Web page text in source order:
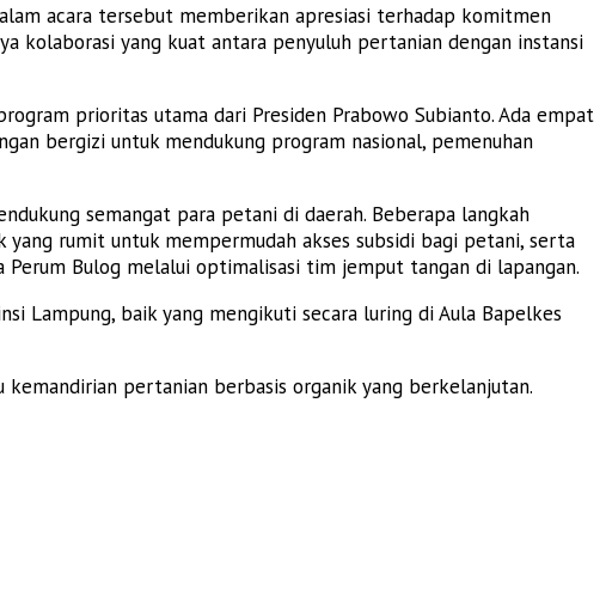
acara tersebut memberikan apresiasi terhadap komitmen
kolaborasi yang kuat antara penyuluh pertanian dengan instansi
prioritas utama dari Presiden Prabowo Subianto. Ada empat
bergizi untuk mendukung program nasional, pemenuhan
semangat para petani di daerah. Beberapa langkah
rumit untuk mempermudah akses subsidi bagi petani, serta
Perum Bulog melalui optimalisasi tim jemput tangan di lapangan.
Lampung, baik yang mengikuti secara luring di Aula Bapelkes
pertanian berbasis organik yang berkelanjutan.